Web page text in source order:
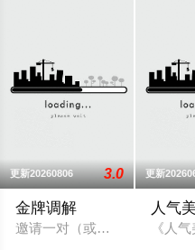
更新20260806 3.0
金牌调解
邀请一对（或多个）有矛盾
更新
人气
《人